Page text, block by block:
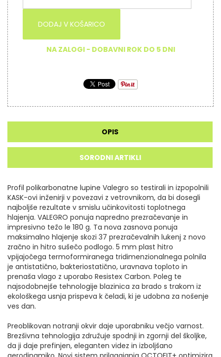
DODAJ V KOŠARICO
NA ZALOGI - DOBAVNI ROK DO 5 DNI
OPIS
SORODNI ARTIKLI
Profil polikarbonatne lupine Valegro so testirali in izpopolnili
KASK-ovi inženirji v povezavi z vetrovnikom, da bi dosegli
najboljše rezultate v smislu učinkovitosti toplotnega
hlajenja. VALEGRO ponuja napredno prezračevanje in
impresivno težo le 180 g. Ta nova zasnova ponuja
maksimalno hlajenje skozi 37 prezračevalnih lukenj z novo
zračno in hitro sušečo podlogo. 5 mm plast hitro
vpijajočega termoformiranega tridimenzionalnega polnila
je antistatično, bakteriostatično, uravnava toploto in
prenaša vlago z uporabo Resistex Carbon. Poleg te
najsodobnejše tehnologije blazinica za brado s trakom iz
ekološkega usnja prispeva k čeladi, ki je udobna za nošenje
ves dan.
Preoblikovan notranji okvir daje uporabniku večjo varnost.
Brezšivna tehnologija združuje spodnji in zgornji del školjke,
da ji daje prefinjen, eleganten videz in izboljšano